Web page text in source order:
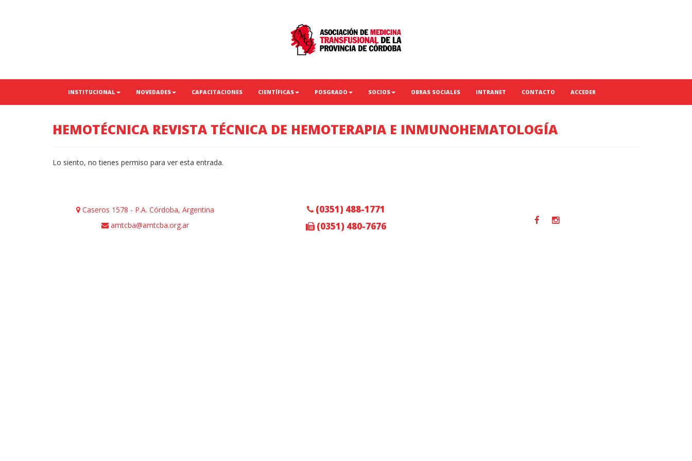
INSTITUCIONAL NOVEDADES CAPACITACIONES CIENTÍFICAS POSGRADO SOCIOS OBRAS SOCIALES INTRANET CONTACTO ACCEDER
HEMOTÉCNICA REVISTA TÉCNICA DE HEMOTERAPIA E INMUNOHEMATOLOGÍA
Lo siento, no tienes permiso para ver esta entrada.
Caseros 1578 - P.A. Córdoba, Argentina
amtcba@amtcba.org.ar
(0351) 488-1771
(0351) 480-7676